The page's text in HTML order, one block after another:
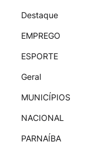
Destaque
EMPREGO
ESPORTE
Geral
MUNICÍPIOS
NACIONAL
PARNAÍBA